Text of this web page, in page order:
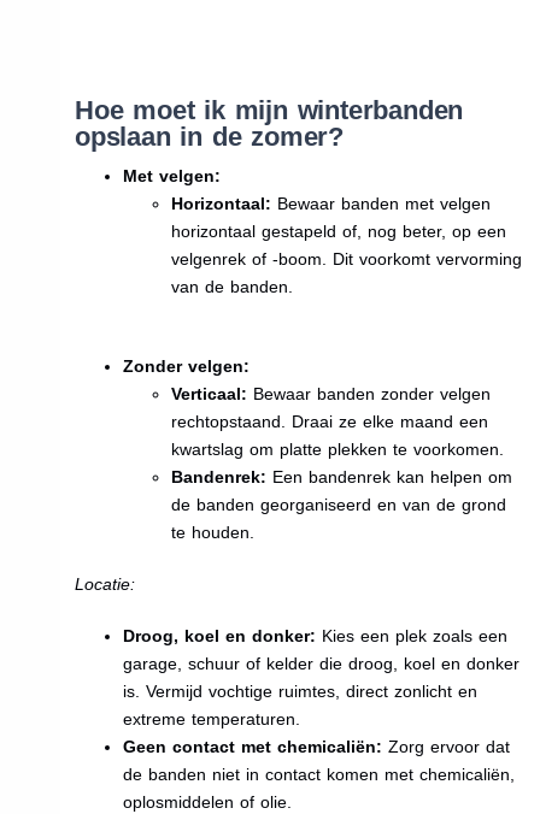
Hoe moet ik mijn winterbanden
opslaan in de zomer?
Met velgen:
Horizontaal: Bewaar banden met velgen
horizontaal gestapeld of, nog beter, op een
velgenrek of -boom. Dit voorkomt vervorming
van de banden.
Zonder velgen:
Verticaal: Bewaar banden zonder velgen
rechtopstaand. Draai ze elke maand een
kwartslag om platte plekken te voorkomen.
Bandenrek: Een bandenrek kan helpen om
de banden georganiseerd en van de grond
te houden.
Locatie:
Droog, koel en donker: Kies een plek zoals een
garage, schuur of kelder die droog, koel en donker
is. Vermijd vochtige ruimtes, direct zonlicht en
extreme temperaturen.
Geen contact met chemicaliën: Zorg ervoor dat
de banden niet in contact komen met chemicaliën,
oplosmiddelen of olie.